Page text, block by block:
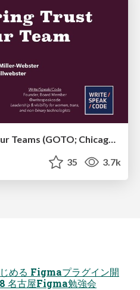
35 3.7k
める Figmaプラグイン開
名古屋Figma勉強会